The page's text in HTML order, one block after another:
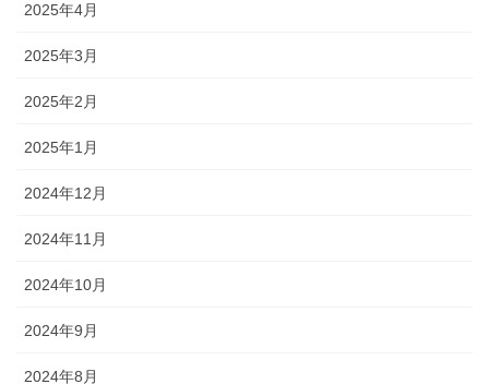
2025年4月
2025年3月
2025年2月
2025年1月
2024年12月
2024年11月
2024年10月
2024年9月
2024年8月